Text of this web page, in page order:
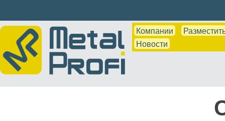
Компании
Новости